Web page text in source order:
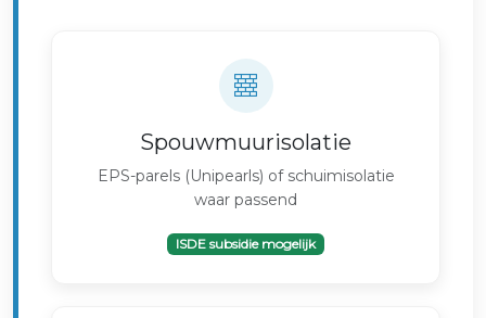
Spouwmuurisolatie
EPS-parels (Unipearls) of schuimisolatie
waar passend
ISDE subsidie mogelijk